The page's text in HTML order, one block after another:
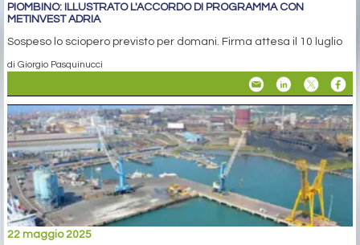
PIOMBINO: ILLUSTRATO L'ACCORDO DI PROGRAMMA CON
METINVEST ADRIA
Sospeso lo sciopero previsto per domani. Firma attesa il 10 luglio
di Giorgio Pasquinucci
22 maggio 2025